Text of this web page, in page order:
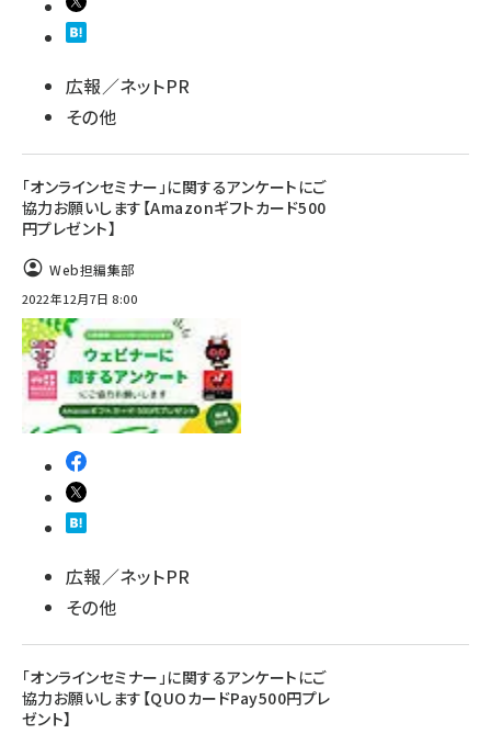
広報／ネットPR
その他
「オンラインセミナー」に関するアンケートにご
協力お願いします【Amazonギフトカード500
円プレゼント】
Web担編集部
2022年12月7日 8:00
広報／ネットPR
その他
「オンラインセミナー」に関するアンケートにご
協力お願いします【QUOカードPay500円プレ
ゼント】